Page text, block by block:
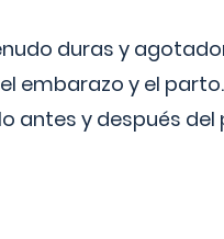
duras y
embarazo y el
antes y después